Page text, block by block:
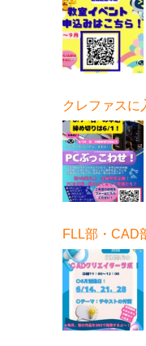
クレファスに
せ！」6月開催
FLL部・CAD